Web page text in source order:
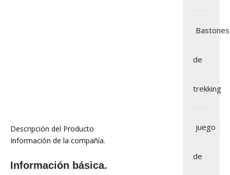
Descripción del Producto
Información de la compañía.
Información básica.
Bastones
de
trekking
juego
de